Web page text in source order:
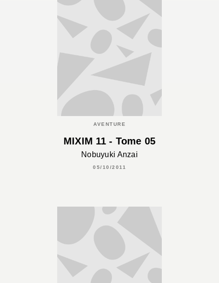
AVENTURE
MIXIM 11 - Tome 05
Nobuyuki Anzai
05/10/2011